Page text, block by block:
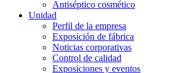
Antiséptico cosmético
Unidad
Perfil de la empresa
Exposición de fábrica
Noticias corporativas
Control de calidad
Exposiciones y eventos